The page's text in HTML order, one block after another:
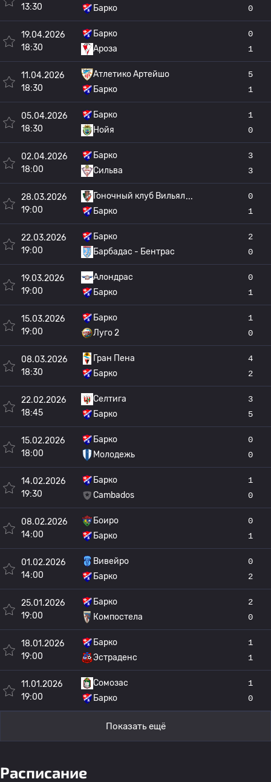
13:30
Барко
0
19.04.2026
18:30
Барко
Ароза
0
1
11.04.2026
18:30
Атлетико Артейшо
Барко
5
1
05.04.2026
18:30
Барко
Нойя
1
0
02.04.2026
18:00
Барко
Сильва
3
3
28.03.2026
19:00
Гоночный клуб Вильял
Барко
0
1
22.03.2026
19:00
Барко
Барбадас - Бентрас
2
0
19.03.2026
19:00
Алондрас
Барко
0
1
15.03.2026
19:00
Барко
Луго 2
1
0
08.03.2026
18:30
Гран Пена
Барко
4
2
22.02.2026
18:45
Селтига
Барко
3
5
15.02.2026
18:00
Барко
Молодежь
0
0
14.02.2026
19:30
Барко
Cambados
1
0
08.02.2026
14:00
Боиро
Барко
0
1
01.02.2026
14:00
Вивейро
Барко
0
2
25.01.2026
19:00
Барко
Компостела
2
0
18.01.2026
19:00
Барко
Эстраденс
1
1
11.01.2026
19:00
Сомозас
Барко
1
0
Показать ещё
Расписание